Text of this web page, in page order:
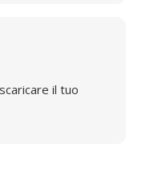
il tuo